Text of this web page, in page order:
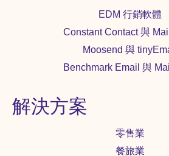
EDM 行銷軟體
Constant Contact 與
Moosend 與
Benchmark Email 與
解決方案
零售業
餐旅業